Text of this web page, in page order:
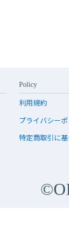
Policy
利用規約
プライバシー
特定商取引に